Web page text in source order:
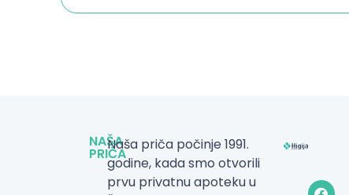
NAŠA
PRIČA
Naša priča počinje 1991.
godine, kada smo otvorili
prvu privatnu apoteku u